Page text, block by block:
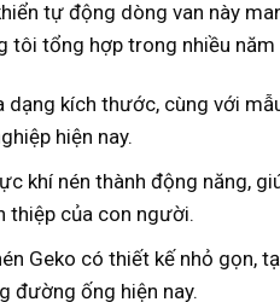
tự động dòng van này
tổng hợp trong nhiều
dạng kích thước, cùng với
hiện nay.
khí nén thành động năng,
thiệp của con người.
Geko có thiết kế nhỏ gọn,
đường ống hiện nay.